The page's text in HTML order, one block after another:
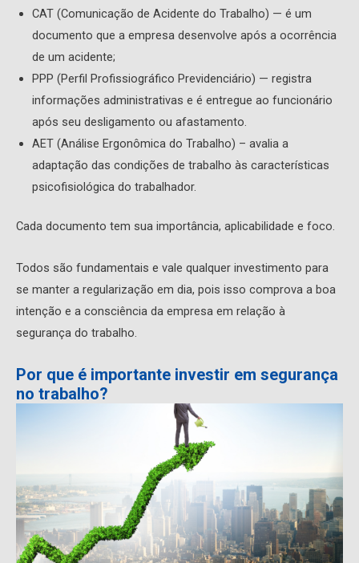
CAT (Comunicação de Acidente do Trabalho) — é um
documento que a empresa desenvolve após a ocorrência
de um acidente;
PPP (Perfil Profissiográfico Previdenciário) — registra
informações administrativas e é entregue ao funcionário
após seu desligamento ou afastamento.
AET (Análise Ergonômica do Trabalho) – avalia a
adaptação das condições de trabalho às características
psicofisiológica do trabalhador.
Cada documento tem sua importância, aplicabilidade e foco.
Todos são fundamentais e vale qualquer investimento para
se manter a regularização em dia, pois isso comprova a boa
intenção e a consciência da empresa em relação à
segurança do trabalho.
Por que é importante investir em segurança
no trabalho?